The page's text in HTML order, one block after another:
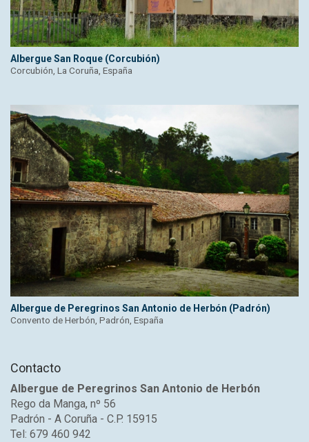
Albergue San Roque (Corcubión)
Corcubión, La Coruña, España
Albergue de Peregrinos San Antonio de Herbón (Padrón)
Convento de Herbón, Padrón, España
Contacto
Albergue de Peregrinos San Antonio de Herbón
Rego da Manga, nº 56
Padrón - A Coruña - C.P. 15915
Tel: 679 460 942